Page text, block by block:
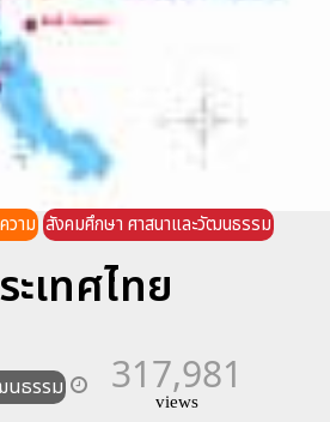
วาม สังคมศึกษา ศาสนาและวัฒนธรรม
เทศไทย
นธรรม 317,981
views